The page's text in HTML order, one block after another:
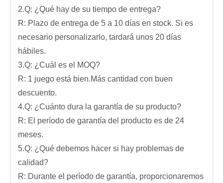
2.Q: ¿Qué hay de su tiempo de entrega?
R: Plazo de entrega de 5 a 10 días en stock. Si es
necesario personalizarlo, tardará unos 20 días
hábiles.
3.Q: ¿Cuál es el MOQ?
R: 1 juego está bien.Más cantidad con buen
descuento.
4.Q: ¿Cuánto dura la garantía de su producto?
R: El período de garantía del producto es de 24
meses.
5.Q: ¿Qué debemos hacer si hay problemas de
calidad?
R: Durante el período de garantía, proporcionaremos